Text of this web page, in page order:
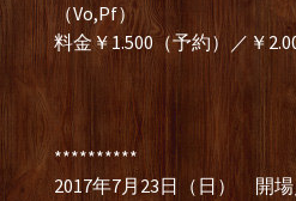
（Vo,Pf）
料金￥1.500（予約）／￥
**********
2017年7月23日（日） 開